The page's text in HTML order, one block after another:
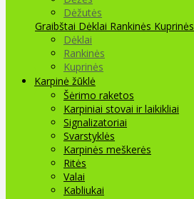
Dėžutės
Graibštai Dėklai Rankinės Kuprinės
Dėklai
Rankinės
Kuprinės
Karpinė žūklė
Šėrimo raketos
Karpiniai stovai ir laikikliai
Signalizatoriai
Svarstyklės
Karpinės meškerės
Ritės
Valai
Kabliukai